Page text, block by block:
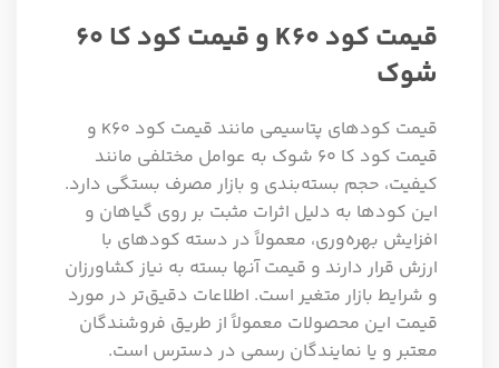
قیمت کود K60 و قیمت کود کا ۶۰
شوک
قیمت کودهای پتاسیمی مانند قیمت کود K60 و
قیمت کود کا ۶۰ شوک به عوامل مختلفی مانند
کیفیت، حجم بسته‌بندی و بازار مصرف بستگی دارد.
این کودها به دلیل اثرات مثبت بر روی گیاهان و
افزایش بهره‌وری، معمولاً در دسته کودهای با
ارزش قرار دارند و قیمت آنها بسته به نیاز کشاورزان
و شرایط بازار متغیر است. اطلاعات دقیق‌تر در مورد
قیمت این محصولات معمولاً از طریق فروشندگان
معتبر و یا نمایندگان رسمی در دسترس است.